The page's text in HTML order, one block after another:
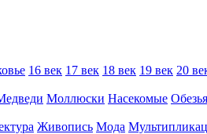
16 век 17 век 18 век 19 век 20
Моллюски Насекомые
Живопись Мода